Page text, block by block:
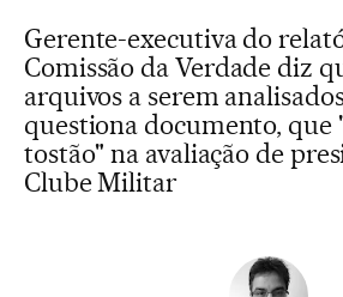
Gerente-executiva do
Comissão da Verdade diz
arquivos a serem
questiona documento, que
tostão" na avaliação de
Clube Militar